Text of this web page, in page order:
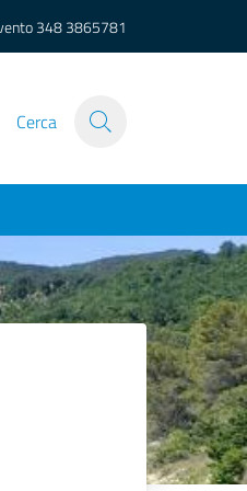
348 3865781
Cerca